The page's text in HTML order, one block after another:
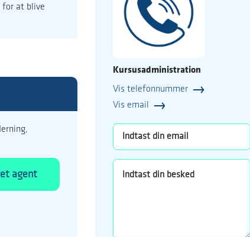
for at blive
agent
Kursusadministration
Vis telefonnummer
Vis email